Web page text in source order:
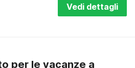
Vedi dettagli
per le vacanze a